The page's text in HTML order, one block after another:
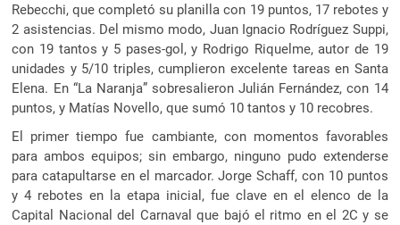
Rebecchi, que completó su planilla con 19 puntos, 17 rebotes y
2 asistencias. Del mismo modo, Juan Ignacio Rodríguez Suppi,
con 19 tantos y 5 pases-gol, y Rodrigo Riquelme, autor de 19
unidades y 5/10 triples, cumplieron excelente tareas en Santa
Elena. En “La Naranja” sobresalieron Julián Fernández, con 14
puntos, y Matías Novello, que sumó 10 tantos y 10 recobres.
El primer tiempo fue cambiante, con momentos favorables
para ambos equipos; sin embargo, ninguno pudo extenderse
para catapultarse en el marcador. Jorge Schaff, con 10 puntos
y 4 rebotes en la etapa inicial, fue clave en el elenco de la
Capital Nacional del Carnaval que bajó el ritmo en el 2C y se